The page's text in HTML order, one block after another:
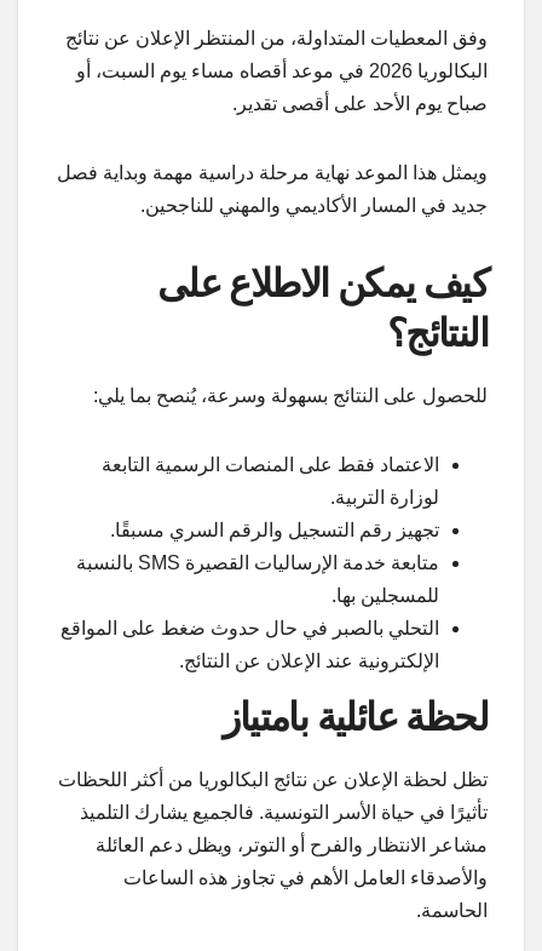
وفق المعطيات المتداولة، من المنتظر الإعلان عن نتائج
البكالوريا 2026 في موعد أقصاه مساء يوم السبت، أو
صباح يوم الأحد على أقصى تقدير.
ويمثل هذا الموعد نهاية مرحلة دراسية مهمة وبداية فصل
جديد في المسار الأكاديمي والمهني للناجحين.
كيف يمكن الاطلاع على
النتائج؟
للحصول على النتائج بسهولة وسرعة، يُنصح بما يلي:
الاعتماد فقط على المنصات الرسمية التابعة
لوزارة التربية.
تجهيز رقم التسجيل والرقم السري مسبقًا.
متابعة خدمة الإرساليات القصيرة SMS بالنسبة
للمسجلين بها.
التحلي بالصبر في حال حدوث ضغط على المواقع
الإلكترونية عند الإعلان عن النتائج.
لحظة عائلية بامتياز
تظل لحظة الإعلان عن نتائج البكالوريا من أكثر اللحظات
تأثيرًا في حياة الأسر التونسية. فالجميع يشارك التلميذ
مشاعر الانتظار والفرح أو التوتر، ويظل دعم العائلة
والأصدقاء العامل الأهم في تجاوز هذه الساعات
الحاسمة.